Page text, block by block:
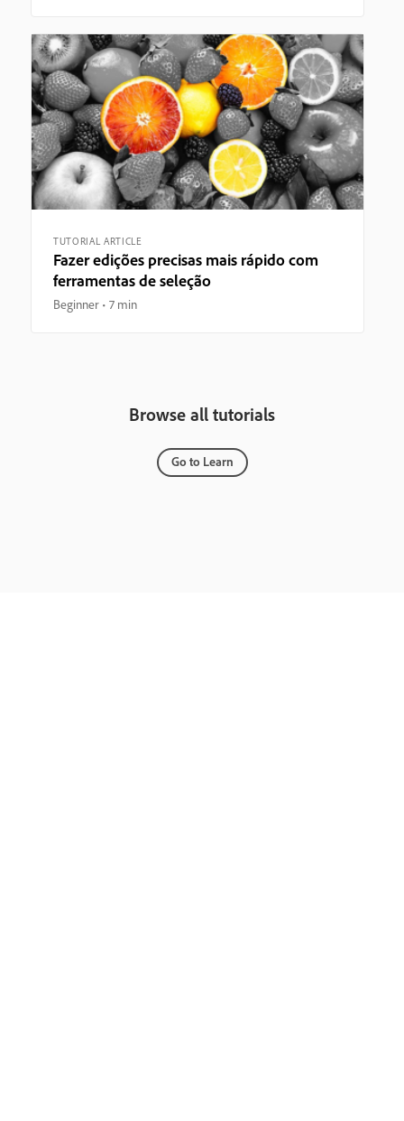
TUTORIAL ARTICLE
Fazer edições precisas mais rápido com
ferramentas de seleção
Beginner 7 min
Browse all tutorials
Go to Learn